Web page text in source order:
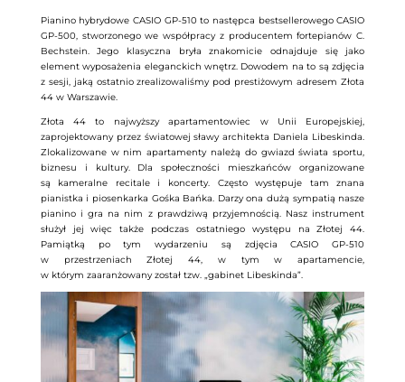
Pianino hybrydowe CASIO GP-510 to następca bestsellerowego CASIO
GP-500, stworzonego we współpracy z producentem fortepianów C.
Bechstein. Jego klasyczna bryła znakomicie odnajduje się jako
element wyposażenia eleganckich wnętrz. Dowodem na to są zdjęcia
z sesji, jaką ostatnio zrealizowaliśmy pod prestiżowym adresem Złota
44 w Warszawie.
Złota 44 to najwyższy apartamentowiec w Unii Europejskiej,
zaprojektowany przez światowej sławy architekta Daniela Libeskinda.
Zlokalizowane w nim apartamenty należą do gwiazd świata sportu,
biznesu i kultury. Dla społeczności mieszkańców organizowane
są kameralne recitale i koncerty. Często występuje tam znana
pianistka i piosenkarka Gośka Bańka. Darzy ona dużą sympatią nasze
pianino i gra na nim z prawdziwą przyjemnością. Nasz instrument
służył jej więc także podczas ostatniego występu na Złotej 44.
Pamiątką po tym wydarzeniu są zdjęcia CASIO GP-510
w przestrzeniach Złotej 44, w tym w apartamencie,
w którym zaaranżowany został tzw. „gabinet Libeskinda”.